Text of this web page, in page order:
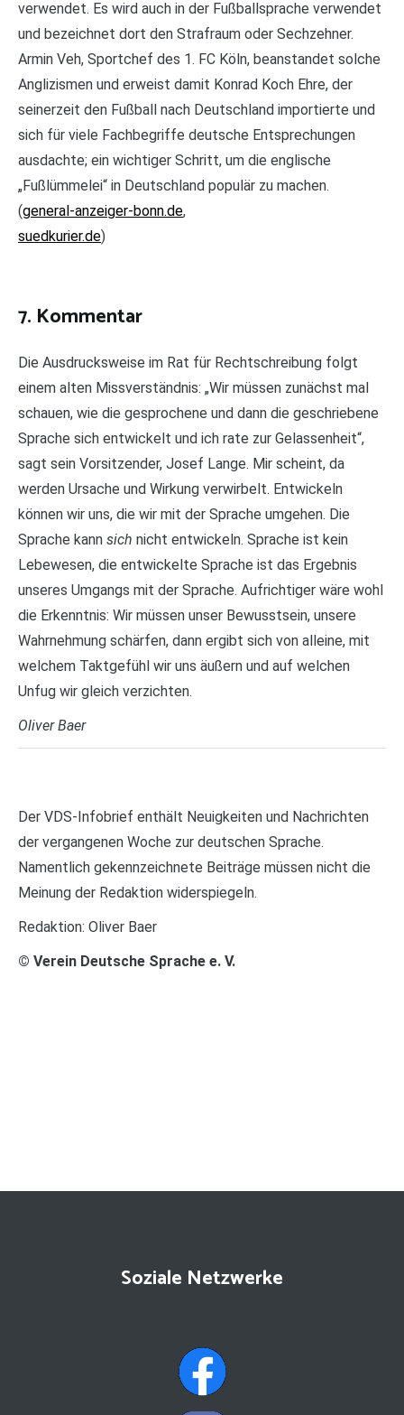
verwendet. Es wird auch in der Fußballsprache verwendet
und bezeichnet dort den Strafraum oder Sechzehner.
Armin Veh, Sportchef des 1. FC Köln, beanstandet solche
Anglizismen und erweist damit Konrad Koch Ehre, der
seinerzeit den Fußball nach Deutschland importierte und
sich für viele Fachbegriffe deutsche Entsprechungen
ausdachte; ein wichtiger Schritt, um die englische
„Fußlümmelei“ in Deutschland populär zu machen.
(general-anzeiger-bonn.de,
suedkurier.de)
7. Kommentar
Die Ausdrucksweise im Rat für Rechtschreibung folgt
einem alten Missverständnis: „Wir müssen zunächst mal
schauen, wie die gesprochene und dann die geschriebene
Sprache sich entwickelt und ich rate zur Gelassenheit“,
sagt sein Vorsitzender, Josef Lange. Mir scheint, da
werden Ursache und Wirkung verwirbelt. Entwickeln
können wir uns, die wir mit der Sprache umgehen. Die
Sprache kann sich nicht entwickeln. Sprache ist kein
Lebewesen, die entwickelte Sprache ist das Ergebnis
unseres Umgangs mit der Sprache. Aufrichtiger wäre wohl
die Erkenntnis: Wir müssen unser Bewusstsein, unsere
Wahrnehmung schärfen, dann ergibt sich von alleine, mit
welchem Taktgefühl wir uns äußern ­und auf welchen
Unfug wir gleich verzichten.
Oliver Baer
Der VDS-Infobrief enthält Neuigkeiten und Nachrichten
der vergangenen Woche zur deutschen Sprache.
Namentlich gekennzeichnete Beiträge müssen nicht die
Meinung der Redaktion widerspiegeln.
Redaktion: Oliver Baer
© Verein Deutsche Sprache e. V.
Soziale Netzwerke